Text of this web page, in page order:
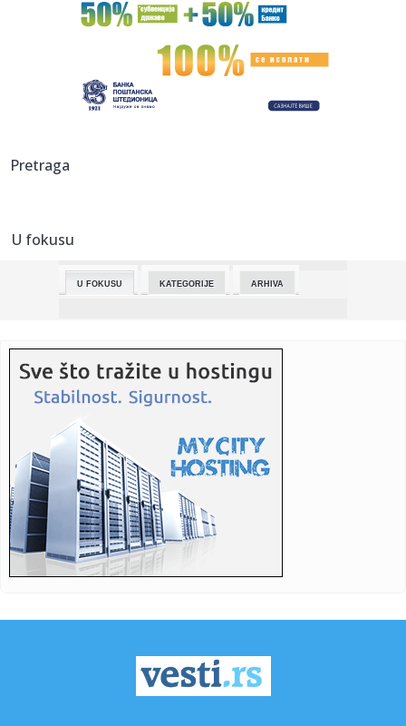
01:11:Google uvodi Android Intrusion Logging za otkrivanje
špijunskog ...
Dogodilo se na današnji datum, 23. maj
00:45:U Srbiji nestabilno vreme uz povremene pljuskove,
23:33:
23:28: Alfa Romeo najavljuje proširenje svoje ponude
23:13:Kkoki: „Dim izgleda kao mesto gde dođeš sa jednom
osobom na d...
23:08:Završen 5. Social Media Summit by Telemach
22:59:Luka Koper povećala dobit za 25 odsto uprkos globalnim
krizama
22:59:Real Madrid savladao Valensiju za plasman u finale
Evrolige
Komšiluk porodice iz BiH: Još smo svi u šoku zbog pogibije
Pretraga
U fokusu
U FOKUSU KATEGORIJE ARHIVA